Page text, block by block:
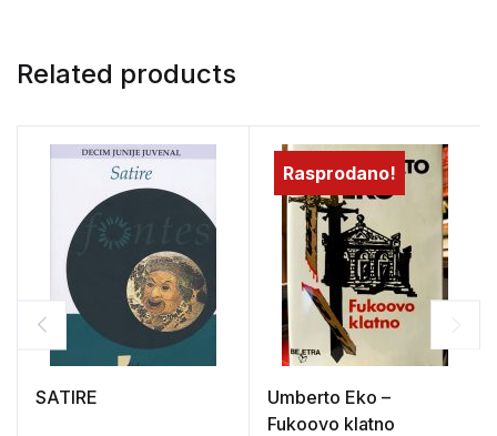
Related products
SATIRE
Rasprodano!
Umberto Eko –
Fukoovo klatno